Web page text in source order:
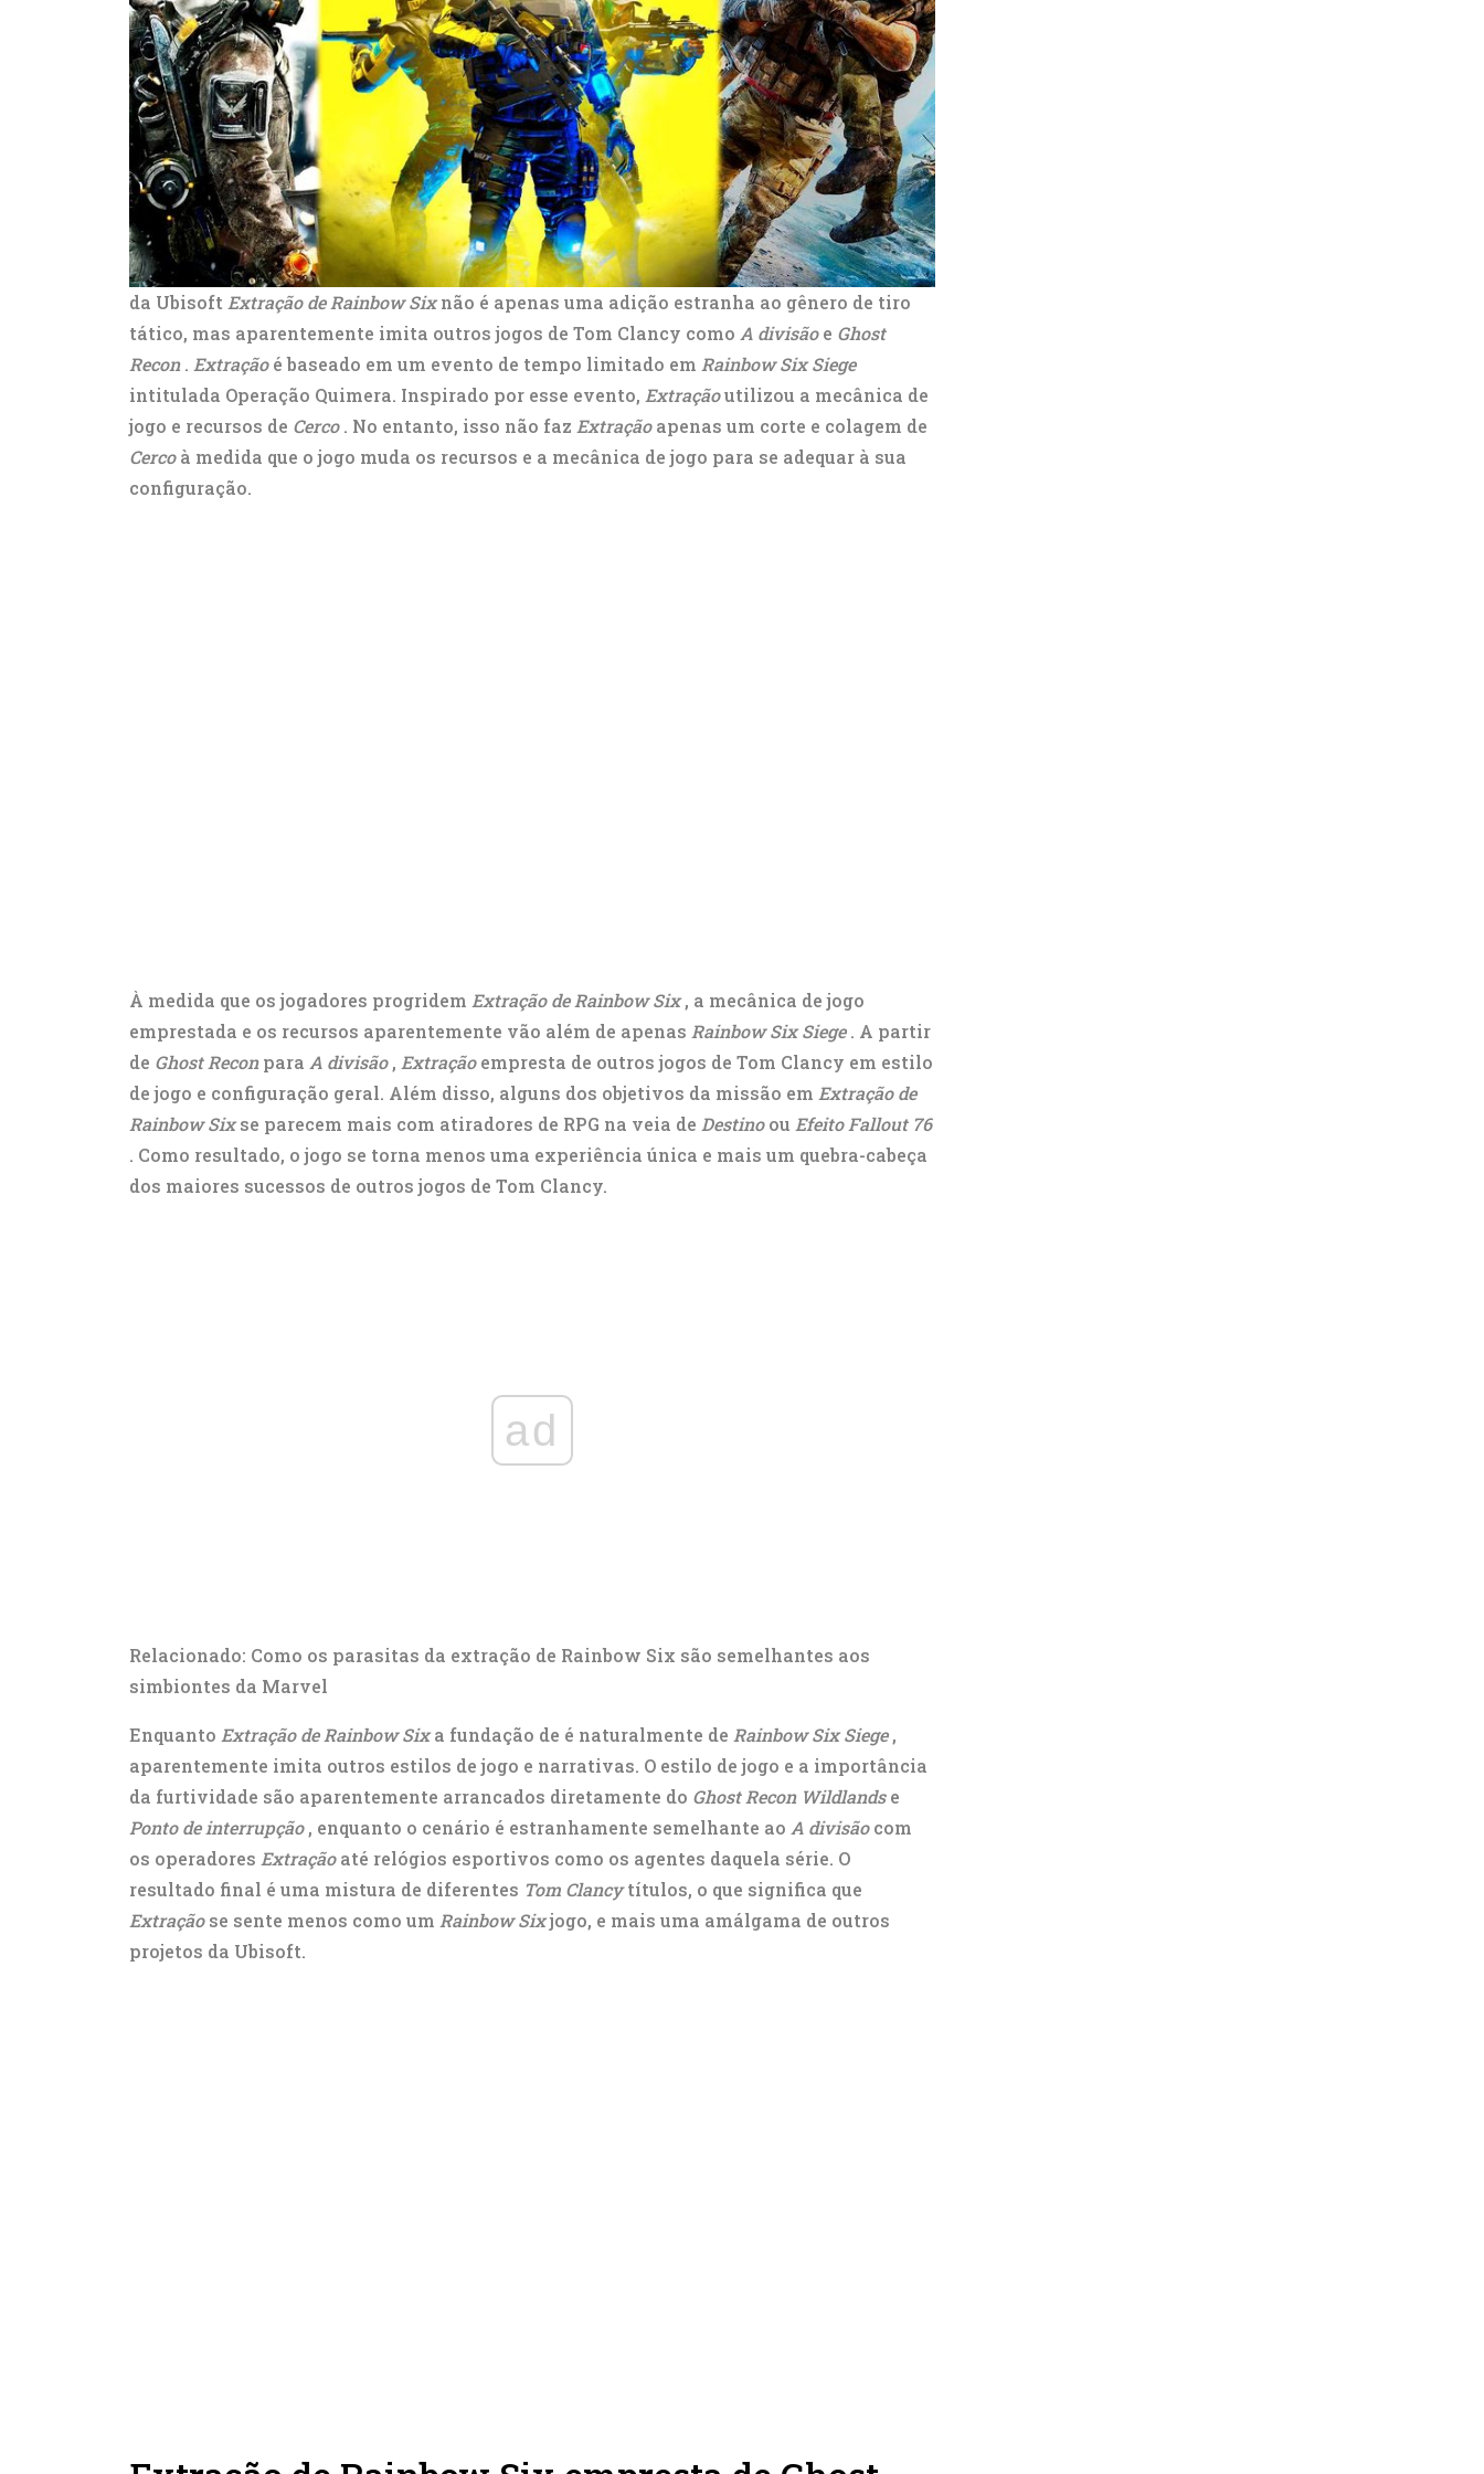
da Ubisoft Extração de Rainbow Six não é apenas uma adição estranha ao gênero de tiro
tático, mas aparentemente imita outros jogos de Tom Clancy como A divisãoe Ghost
Recon. Extraçãoé baseado em um evento de tempo limitado em Rainbow Six Siege
intitulada Operação Quimera. Inspirado por esse evento, Extraçãoutilizou a mecânica de
jogo e recursos de Cerco. No entanto, isso não faz Extraçãoapenas um corte e colagem de
Cercoà medida que o jogo muda os recursos e a mecânica de jogo para se adequar à sua
configuração.
À medida que os jogadores progridem Extração de Rainbow Six, a mecânica de jogo
emprestada e os recursos aparentemente vão além de apenas Rainbow Six Siege. A partir
de Ghost Reconpara A divisão, Extraçãoempresta de outros jogos de Tom Clancy em estilo
de jogo e configuração geral. Além disso, alguns dos objetivos da missão em Extração de
Rainbow Sixse parecem mais com atiradores de RPG na veia de Destinoou Efeito Fallout 76
. Como resultado, o jogo se torna menos uma experiência única e mais um quebra-cabeça
dos maiores sucessos de outros jogos de Tom Clancy.
ad
Relacionado: Como os parasitas da extração de Rainbow Six são semelhantes aos
simbiontes da Marvel
Enquanto Extração de Rainbow Sixa fundação de é naturalmente de Rainbow Six Siege,
aparentemente imita outros estilos de jogo e narrativas. O estilo de jogo e a importância
da furtividade são aparentemente arrancados diretamente do Ghost Recon Wildlandse
Ponto de interrupção, enquanto o cenário é estranhamente semelhante ao A divisãocom
os operadores Extraçãoaté relógios esportivos como os agentes daquela série. O
resultado final é uma mistura de diferentes Tom Clancytítulos, o que significa que
Extraçãose sente menos como um Rainbow Sixjogo, e mais uma amálgama de outros
projetos da Ubisoft.